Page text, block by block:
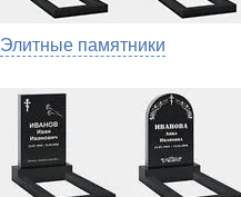
Элитные памятники